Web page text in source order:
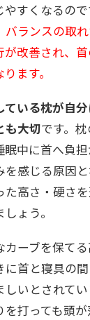
すくなるので
バランスの取
が改善され、
ます。
ている枕が自
も大切です。
眠中に首へ負
を感じる原因
た高さ・硬さ
ょう。
カーブを保て
に首と寝具の
しいとされて
を打っても頭